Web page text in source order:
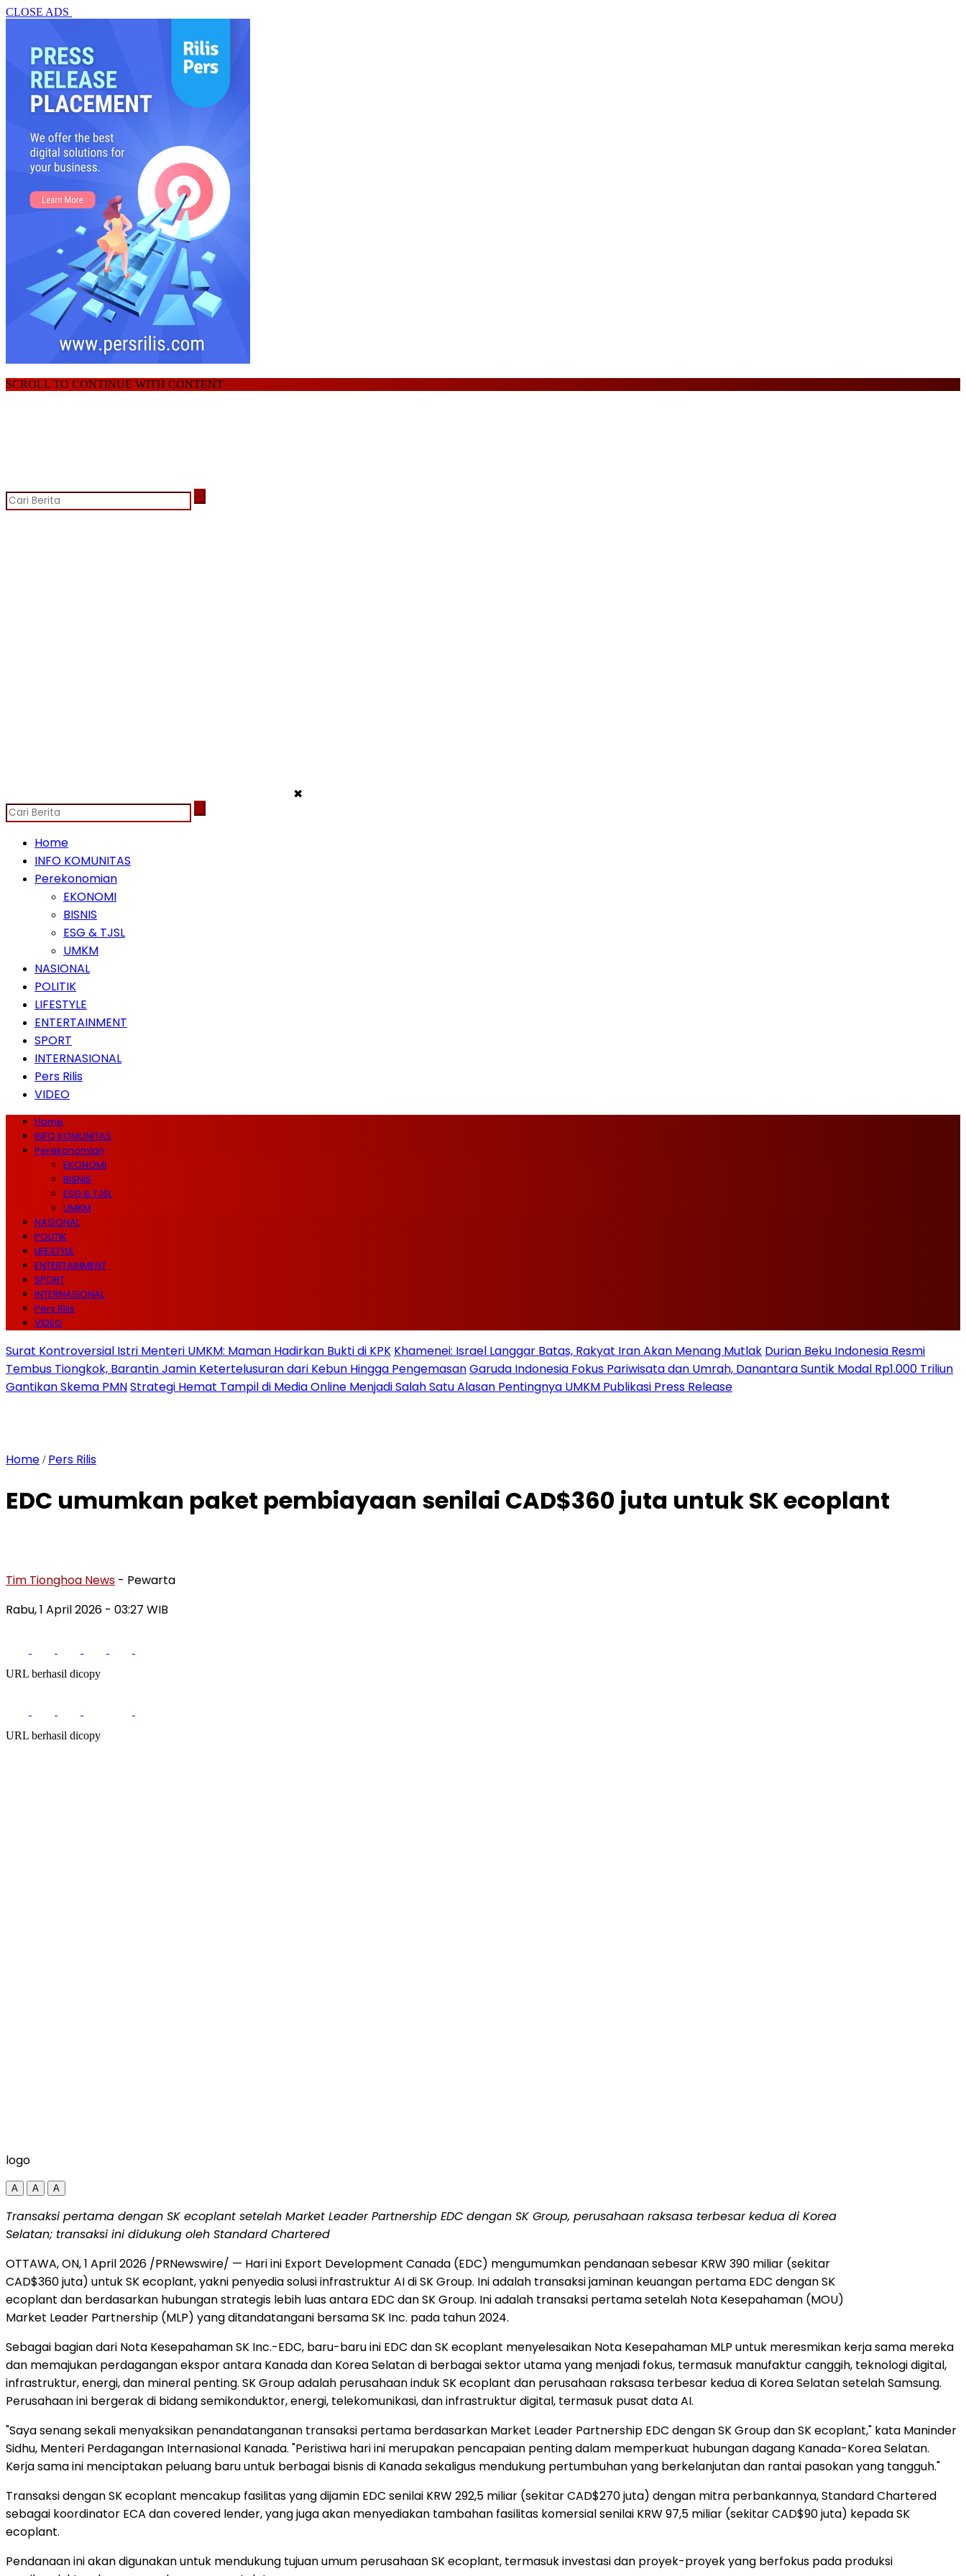
CLOSE ADS
SCROLL TO CONTINUE WITH CONTENT
✖
Home
INFO KOMUNITAS
Perekonomian
EKONOMI
BISNIS
ESG & TJSL
UMKM
NASIONAL
POLITIK
LIFESTYLE
ENTERTAINMENT
SPORT
INTERNASIONAL
Pers Rilis
VIDEO
Home
INFO KOMUNITAS
Perekonomian
EKONOMI
BISNIS
ESG & TJSL
UMKM
NASIONAL
POLITIK
LIFESTYLE
ENTERTAINMENT
SPORT
INTERNASIONAL
Pers Rilis
VIDEO
Surat Kontroversial Istri Menteri UMKM: Maman Hadirkan Bukti di KPK Khamenei: Israel Langgar Batas, Rakyat Iran Akan Menang Mutlak Durian Beku Indonesia Resmi
Tembus Tiongkok, Barantin Jamin Ketertelusuran dari Kebun Hingga PengemasanGaruda Indonesia Fokus Pariwisata dan Umrah, Danantara Suntik Modal Rp1.000 Triliun
Gantikan Skema PMNStrategi Hemat Tampil di Media Online Menjadi Salah Satu Alasan Pentingnya UMKM Publikasi Press Release
Home / Pers Rilis
EDC umumkan paket pembiayaan senilai CAD$360 juta untuk SK ecoplant
Tim Tionghoa News - Pewarta
Rabu, 1 April 2026 - 03:27 WIB
URL berhasil dicopy
URL berhasil dicopy
logo
A A A
Transaksi pertama dengan SK ecoplant setelah Market Leader Partnership EDC dengan SK Group, perusahaan raksasa terbesar kedua di Korea
Selatan; transaksi ini didukung oleh Standard Chartered
OTTAWA, ON,1 April 2026 /PRNewswire/ — Hari ini Export Development Canada (EDC) mengumumkan pendanaan sebesar KRW 390 miliar (sekitar
CAD$360 juta) untuk SK ecoplant, yakni penyedia solusi infrastruktur AI di SK Group. Ini adalah transaksi jaminan keuangan pertama EDC dengan SK
ecoplant dan berdasarkan hubungan strategis lebih luas antara EDC dan SK Group. Ini adalah transaksi pertama setelah Nota Kesepahaman (MOU)
Market Leader Partnership (MLP) yang ditandatangani bersama SK Inc. pada tahun 2024.
Sebagai bagian dari Nota Kesepahaman SK Inc.-EDC, baru-baru ini EDC dan SK ecoplant menyelesaikan Nota Kesepahaman MLP untuk meresmikan kerja sama mereka
dan memajukan perdagangan ekspor antara Kanada dan Korea Selatan di berbagai sektor utama yang menjadi fokus, termasuk manufaktur canggih, teknologi digital,
infrastruktur, energi, dan mineral penting. SK Group adalah perusahaan induk SK ecoplant dan perusahaan raksasa terbesar kedua di Korea Selatan setelah Samsung.
Perusahaan ini bergerak di bidang semikonduktor, energi, telekomunikasi, dan infrastruktur digital, termasuk pusat data AI.
"Saya senang sekali menyaksikan penandatanganan transaksi pertama berdasarkan Market Leader Partnership EDC dengan SK Group dan SK ecoplant," kata Maninder
Sidhu, Menteri Perdagangan Internasional Kanada. "Peristiwa hari ini merupakan pencapaian penting dalam memperkuat hubungan dagang Kanada-Korea Selatan.
Kerja sama ini menciptakan peluang baru untuk berbagai bisnis di Kanada sekaligus mendukung pertumbuhan yang berkelanjutan dan rantai pasokan yang tangguh."
Transaksi dengan SK ecoplant mencakup fasilitas yang dijamin EDC senilai KRW 292,5 miliar (sekitar CAD$270 juta) dengan mitra perbankannya, Standard Chartered
sebagai koordinator ECA dan covered lender, yang juga akan menyediakan tambahan fasilitas komersial senilai KRW 97,5 miliar (sekitar CAD$90 juta) kepada SK
ecoplant.
Pendanaan ini akan digunakan untuk mendukung tujuan umum perusahaan SK ecoplant, termasuk investasi dan proyek-proyek yang berfokus pada produksi